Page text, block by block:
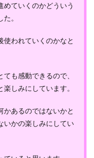
めていくのかどういう
。
使われていくのかなと
も感動できるので、
しみにしています。
かあるのではないかと
いかの楽しみにしてい